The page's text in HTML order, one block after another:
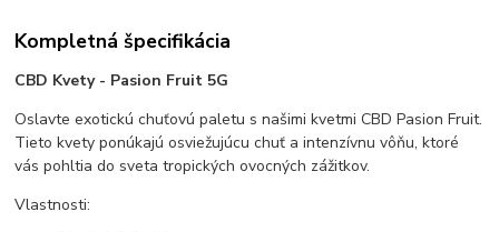
Kompletná špecifikácia
CBD Kvety - Pasion Fruit 5G
Oslavte exotickú chuťovú paletu s našimi kvetmi CBD Pasion Fruit.
Tieto kvety ponúkajú osviežujúcu chuť a intenzívnu vôňu, ktoré
vás pohltia do sveta tropických ovocných zážitkov.
Vlastnosti: